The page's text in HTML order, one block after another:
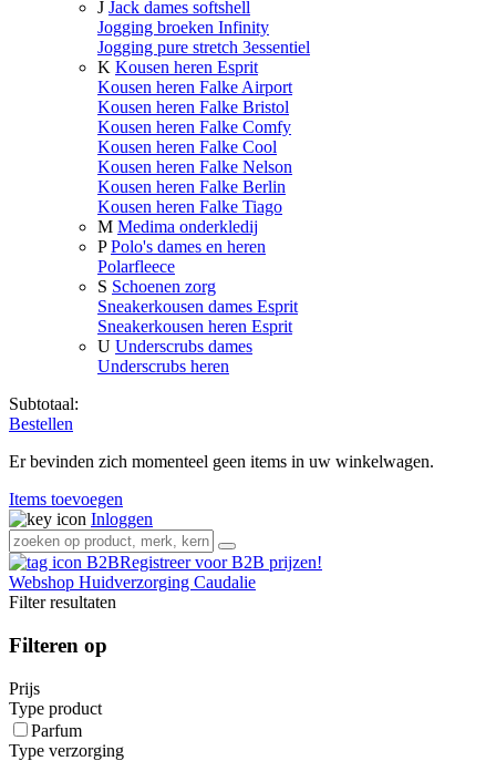
J Jack dames softshell
Jogging broeken Infinity
Jogging pure stretch 3essentiel
K Kousen heren Esprit
Kousen heren Falke Airport
Kousen heren Falke Bristol
Kousen heren Falke Comfy
Kousen heren Falke Cool
Kousen heren Falke Nelson
Kousen heren Falke Berlin
Kousen heren Falke Tiago
M Medima onderkledij
P Polo's dames en heren
Polarfleece
S Schoenen zorg
Sneakerkousen dames Esprit
Sneakerkousen heren Esprit
U Underscrubs dames
Underscrubs heren
Subtotaal:
Bestellen
Er bevinden zich momenteel geen items in uw winkelwagen.
Items toevoegen
Inloggen
Registreer voor B2B prijzen!
Webshop Huidverzorging Caudalie
Filter resultaten
Filteren op
Prijs
Type product
Parfum
Type verzorging